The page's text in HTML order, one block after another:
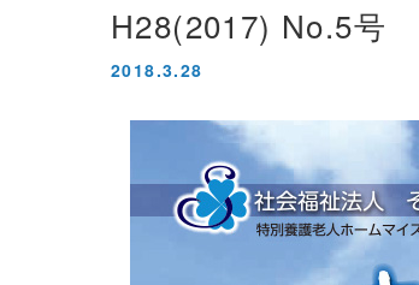
H28(2017) No.5号
2018.3.28